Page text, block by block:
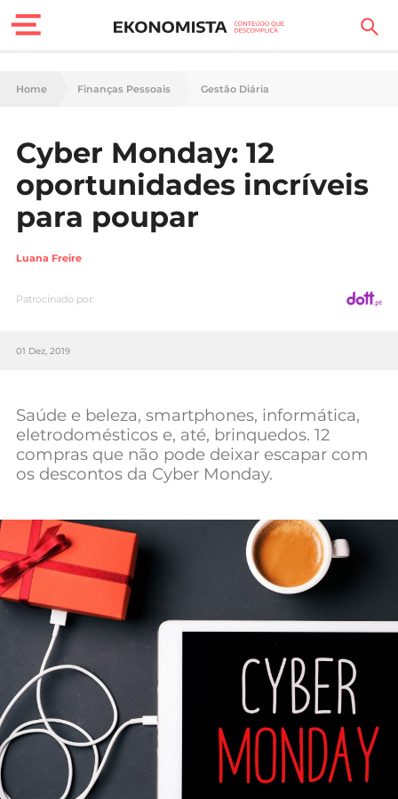
Finanças Pessoais
Carreira
Casa
Lifestyle
Sociedade
Tecnologia
Mundial 2026
Home Finanças Pessoais Gestão Diária
Cyber Monday: 12
oportunidades incríveis
para poupar
Luana Freire
Patrocinado por:
01 Dez, 2019
Saúde e beleza, smartphones, informática,
eletrodomésticos e, até, brinquedos. 12
compras que não pode deixar escapar com
os descontos da Cyber Monday.